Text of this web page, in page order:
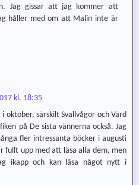
Jag gissar att jag kommer att
håller med om att Malin inte är
kl. 18:35
oktober, särskilt Svallvågor och Värd
på De sista vännerna också. Jag
fler intressanta böcker i augusti
fullt upp med att läsa alla dem, men
ikapp och kan läsa något nytt i